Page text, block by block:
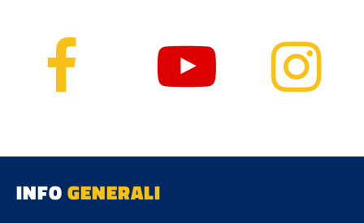
INFOGENERALI